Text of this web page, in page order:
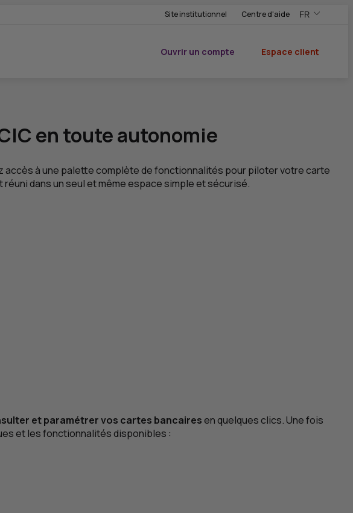
Site institutionnel Centre d'aide FR
,Version
,Changer de
sur le site
Ouvrir un compte
Espace client
en toute autonomie
accès à une palette complète de fonctionnalités pour piloter votre carte
dans un seul et même espace simple et sécurisé.
et paramétrer vos cartes bancairesen quelques clics. Une fois
et les fonctionnalités disponibles :